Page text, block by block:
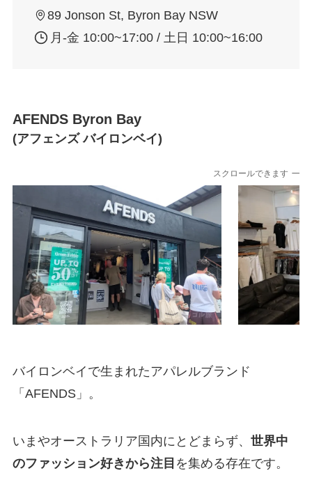
89 Jonson St, Byron Bay NSW
月-金 10:00~17:00 / 土日 10:00~16:00
AFENDS Byron Bay
(アフェンズ バイロンベイ)
スクロールできます
バイロンベイで生まれたアパレルブランド
「AFENDS」。
いまやオーストラリア国内にとどまらず、 世界中
のファッション好きから注目 を集める存在です。